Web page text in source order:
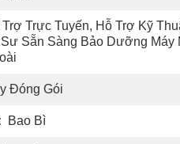
Trợ Trực Tuyến, Hỗ Trợ Kỹ
Sư Sẵn Sàng Bảo Dưỡng Máy
Đóng Gói
Bao Bì